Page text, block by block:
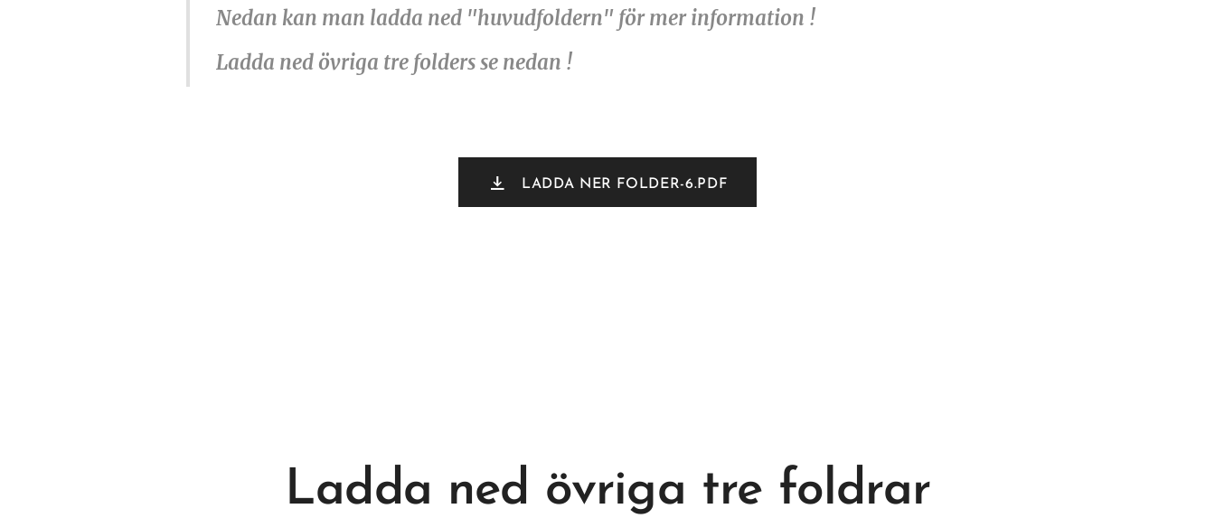
Nedan kan man ladda ned "huvudfoldern" för mer information !
Ladda ned övriga tre folders se nedan !
LADDA NER FOLDER-6.PDF
Ladda ned övriga tre foldrar